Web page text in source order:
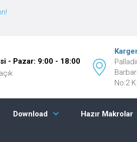
- Pazar: 9:00 - 18:00
No:2
Download Hazır Makrolar